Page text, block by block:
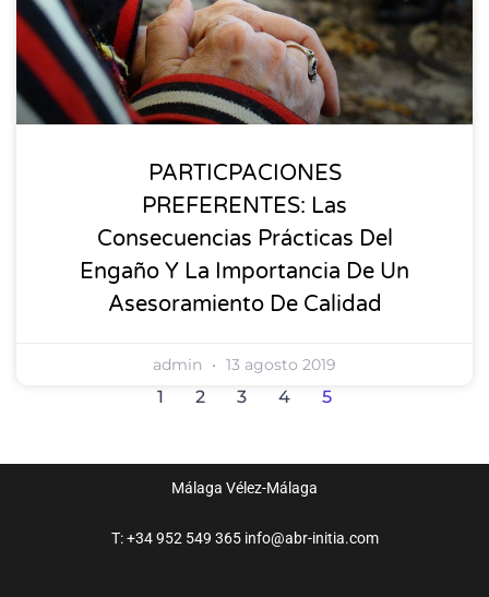
PARTICPACIONES
PREFERENTES: Las
Consecuencias Prácticas Del
Engaño Y La Importancia De Un
Asesoramiento De Calidad
admin 13 agosto 2019
1 2 3 4 5
Málaga Vélez-Málaga
T: +34 952 549 365 info@abr-initia.com